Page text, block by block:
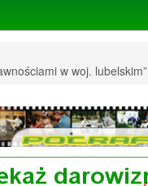
w woj. lubelskim”